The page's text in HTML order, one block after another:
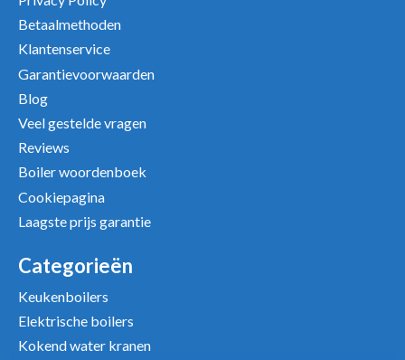
Uw beoordeling
Betaalmethoden
Klantenservice
Garantievoorwaarden
Blog
Veel gestelde vragen
Reviews
Boiler woordenboek
Cookiepagina
Laagste prijs garantie
Categorieën
Keukenboilers
Elektrische boilers
Kokend water kranen